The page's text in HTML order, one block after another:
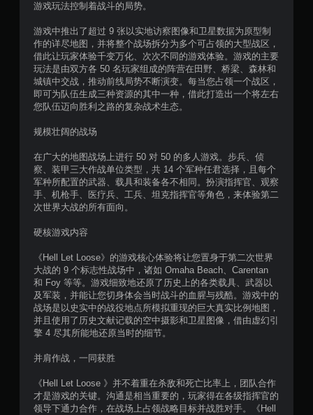
5
2
个
）
游戏玩法控制着战斗的局势。
游戏中推出了超过 9 张以实地访察图像和卫星数据为原型制
作的详尽地图，并将整个战场拆分为多个可占领的大型战区，
借此让玩家体验千变万化、次次不同的游戏体验。游戏的主要
玩法是由双方各 50 名玩家组成的阵营在田野、桥梁、森林和
城镇中交战，推动前线局势不断演变。每当您占领一个战区，
即可为队伍生成三种资源的其中一种，借此打造出一个将左右
您队伍迈向胜利之路的复杂战术生态。
规模壮阔的战场
在广大的地图战场上进行 50 对 50 的多人游戏。步兵、侦
察、装甲三大作战单位类型，共 14 个军种任君选择，且每个
军种所配置的武器、载具和装备各不相同。扮演指挥官、观察
手、机枪手、医疗兵、工兵、坦克指挥官等角色，来体验第二
次世界大战的所有面向。
硬核游戏内容
《Hell Let Loose》的游戏核心体验将让您置身于第二次世界
大战的 9 个标志性战场中，诸如 Omaha Beach、Carentan
和 Foy 等等。游戏细致地还原了历史上的各类载具、武器以
及军装，并能让您切身体会当时战斗的血腥与残酷。游戏中的
战场是以史实中的战役地点所模拟重现的巨大真实比例地图，
并且使用了历史文献记载的空中摄影和卫星图像，借由虚幻引
擎 4 尽其所能地还原当时的细节。
并肩作战，一同获胜
《Hell Let Loose 》并不着重在杀敌和死亡比率上，团队合作
才是游戏的关键。沟通是相当重要的，玩家得在各级指挥官的
领导下通力合作，在战场上占领战略目标并战胜对手。《Hell